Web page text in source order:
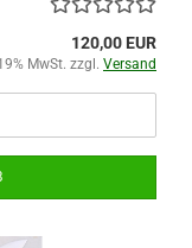
120,00 EUR
MwSt. zzgl. Versand